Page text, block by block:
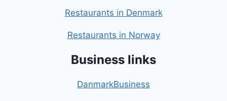
Restaurants in Denmark
Restaurants in Norway
Business links
DanmarkBusiness